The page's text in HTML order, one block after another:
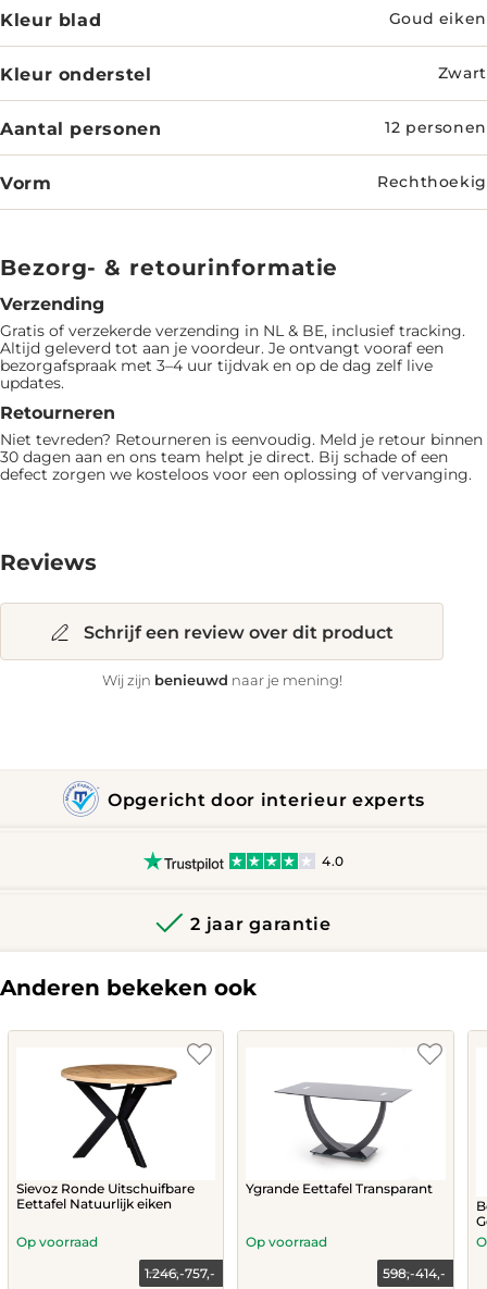
Kleur blad Goud eiken
Kleur onderstel Zwart
Aantal personen 12 personen
Vorm Rechthoekig
Bezorg- & retourinformatie
Verzending
Gratis of verzekerde verzending in NL & BE, inclusief tracking.
Altijd geleverd tot aan je voordeur. Je ontvangt vooraf een
bezorgafspraak met 3–4 uur tijdvak en op de dag zelf live
updates.
Retourneren
Niet tevreden? Retourneren is eenvoudig. Meld je retour binnen
30 dagen aan en ons team helpt je direct. Bij schade of een
defect zorgen we kosteloos voor een oplossing of vervanging.
Reviews
Schrijf een review over dit product
Wij zijn benieuwd naar je mening!
Opgericht door interieur experts
4.0
2 jaar garantie
Anderen bekeken ook
Sievoz Ronde Uitschuifbare
Eettafel Natuurlijk eiken
757,-
Current
1.246,-
Original
Op voorraad
Ygrande Eettafel Transparant
414,-
Current
598,-
Original
Op voorraad